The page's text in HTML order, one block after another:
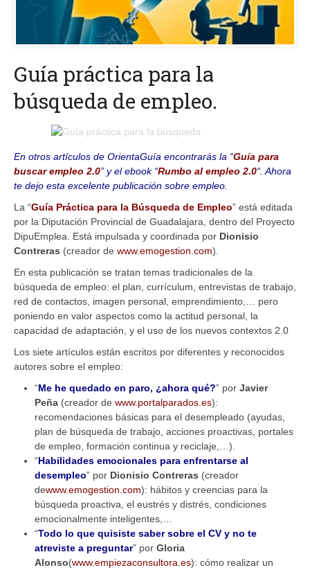
Guía práctica para la
búsqueda de empleo.
En otros artículos de OrientaGuía encontrarás la “Guía para
buscar empleo 2.0” y el ebook “Rumbo al empleo 2.0“. Ahora
te dejo esta excelente publicación sobre empleo.
La “Guía Práctica para la Búsqueda de Empleo” está editada
por la Diputación Provincial de Guadalajara, dentro del Proyecto
DipuEmplea. Está impulsada y coordinada por Dionisio
Contreras (creador de www.emogestion.com).
En esta publicación se tratan temas tradicionales de la
búsqueda de empleo: el plan, currículum, entrevistas de trabajo,
red de contactos, imagen personal, emprendimiento,… pero
poniendo en valor aspectos como la actitud personal, la
capacidad de adaptación, y el uso de los nuevos contextos 2.0
Los siete artículos están escritos por diferentes y reconocidos
autores sobre el empleo:
“Me he quedado en paro, ¿ahora qué?” por Javier
Peña (creador de www.portalparados.es):
recomendaciones básicas para el desempleado (ayudas,
plan de búsqueda de trabajo, acciones proactivas, portales
de empleo, formación continua y reciclaje,…).
“Habilidades emocionales para enfrentarse al
desempleo” por Dionisio Contreras (creador
dewww.emogestion.com): hábitos y creencias para la
búsqueda proactiva, el eustrés y distrés, condiciones
emocionalmente inteligentes,…
“Todo lo que quisiste saber sobre el CV y no te
atreviste a preguntar” por Gloria
Alonso(www.empiezaconsultora.es): cómo realizar un